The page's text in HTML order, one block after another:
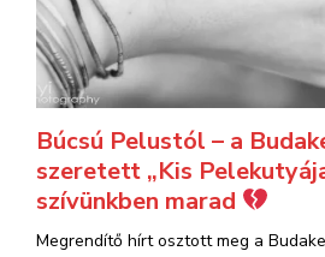
Búcsú Pelustól – a
szeretett „Kis
szívünkben marad
Megrendítő hírt osztott meg a